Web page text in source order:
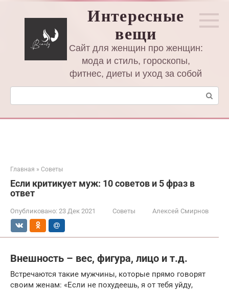
Интересные
вещи
Сайт для женщин про женщин:
мода и стиль, гороскопы,
фитнес, диеты и уход за собой
Поиск:
Главная » Советы
Если критикует муж: 10 советов и 5 фраз в
ответ
Опубликовано: 23 Дек 2021 Советы Алексей Смирнов
Внешность – вес, фигура, лицо и т.д.
Встречаются такие мужчины, которые прямо говорят
своим женам: «Если не похудеешь, я от тебя уйду,